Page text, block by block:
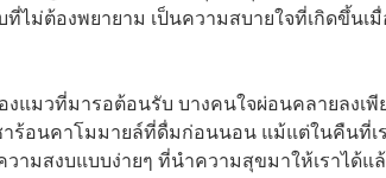
ม่ต้องพยายาม เป็นความสบายใจที่เกิดขึ้นเมื่
แมวที่มารอต้อนรับ บางคนใจผ่อนคลายลงเพี
ร้อนคาโมมายล์ที่ดื่มก่อนนอน แม้แต่ในคืนที่เ
ามสงบแบบง่ายๆ ที่นำความสุขมาให้เราได้แ